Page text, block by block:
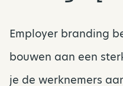
Employer branding
bouwen aan een
je de werknemers